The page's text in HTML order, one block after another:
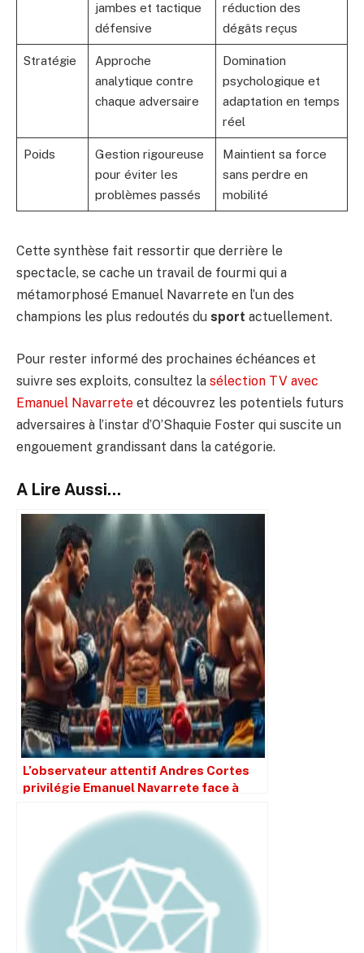
jambes et tactique
défensive
réduction des
dégâts reçus
Stratégie
Approche
analytique contre
chaque adversaire
Domination
psychologique et
adaptation en temps
réel
Poids
Gestion rigoureuse
pour éviter les
problèmes passés
Maintient sa force
sans perdre en
mobilité
Cette synthèse fait ressortir que derrière le
spectacle, se cache un travail de fourmi qui a
métamorphosé Emanuel Navarrete en l’un des
champions les plus redoutés du sport actuellement.
Pour rester informé des prochaines échéances et
suivre ses exploits, consultez la sélection TV avec
Emanuel Navarrete et découvrez les potentiels futurs
adversaires à l’instar d’O’Shaquie Foster qui suscite un
engouement grandissant dans la catégorie.
A Lire Aussi...
L’observateur attentif Andres Cortes
privilégie Emanuel Navarrete face à